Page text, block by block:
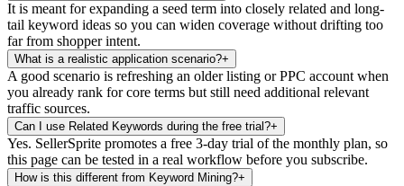
It is meant for expanding a seed term into closely related and long-
tail keyword ideas so you can widen coverage without drifting too
far from shopper intent.
What is a realistic application scenario?+
A good scenario is refreshing an older listing or PPC account when
you already rank for core terms but still need additional relevant
traffic sources.
Can I use Related Keywords during the free trial?+
Yes. SellerSprite promotes a free 3-day trial of the monthly plan, so
this page can be tested in a real workflow before you subscribe.
How is this different from Keyword Mining?+